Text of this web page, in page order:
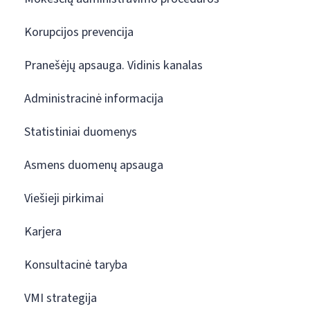
Korupcijos prevencija
Pranešėjų apsauga. Vidinis kanalas
Administracinė informacija
Statistiniai duomenys
Asmens duomenų apsauga
Viešieji pirkimai
Karjera
Konsultacinė taryba
VMI strategija